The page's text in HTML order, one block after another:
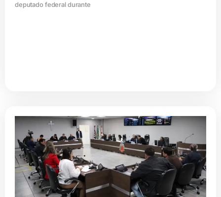
deputado federal durante